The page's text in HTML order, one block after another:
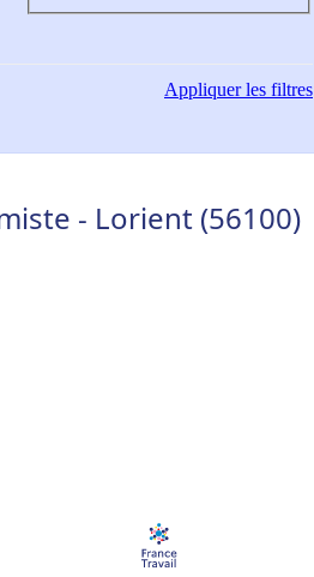
Appliquerles filtres
- Lorient (56100)